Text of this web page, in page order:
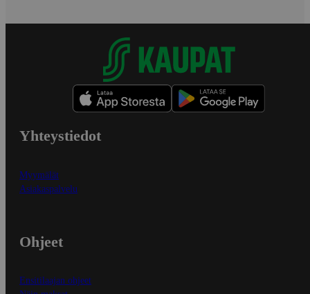
Yhteystiedot
Myymälät
Asiakaspalvelu
Ohjeet
Ensitilaajan ohjeet